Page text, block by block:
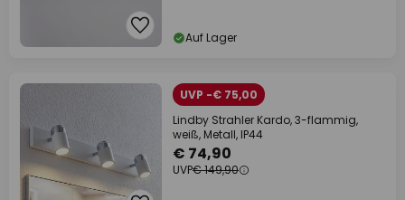
Auf Lager
UVP -€ 75,00
Lindby Strahler Kardo, 3-flammig,
weiß, Metall, IP44
€ 74,90
UVP€ 149,90